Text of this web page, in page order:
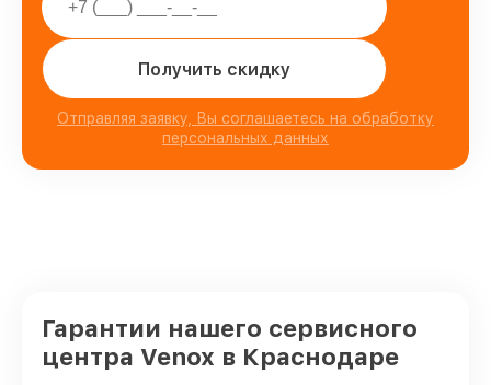
Получить скидку
Отправляя заявку, Вы соглашаетесь на обработку
персональных данных
Гарантии нашего сервисного
центра Venox в Краснодаре